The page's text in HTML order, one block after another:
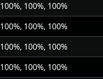
100%, 100%, 100%
100%, 100%, 100%
100%, 100%, 100%
100%, 100%, 100%